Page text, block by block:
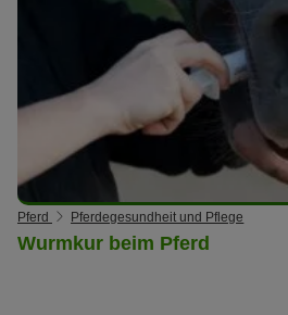
Pferd Pferdegesundheit und Pflege
Wurmkur beim Pferd